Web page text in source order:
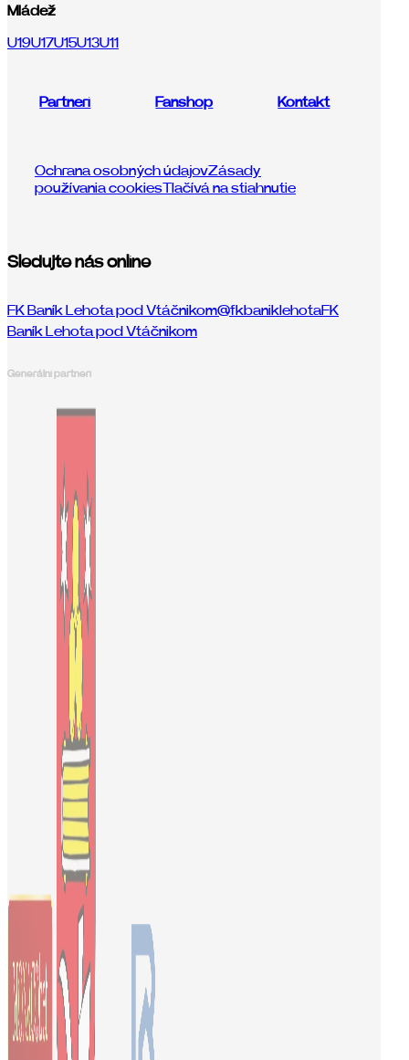
Mládež
U19U17U15U13U11
Partneri Fanshop Kontakt
Ochrana osobných údajovZásady
používania cookiesTlačívá na stiahnutie
Sledujte nás online
FK Baník Lehota pod Vtáčnikom@fkbaniklehotaFK
Baník Lehota pod Vtáčnikom
Generálni partneri